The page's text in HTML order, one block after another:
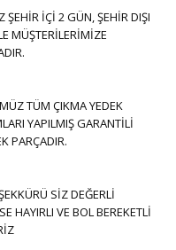
ŞEHİR İÇİ 2 GÜN, ŞEHİR DIŞI
MÜŞTERİLERİMİZE
TÜM ÇIKMA YEDEK
YAPILMIŞ GARANTİLİ
PARÇADIR.
SİZ DEĞERLİ
HAYIRLI VE BOL BEREKETLİ